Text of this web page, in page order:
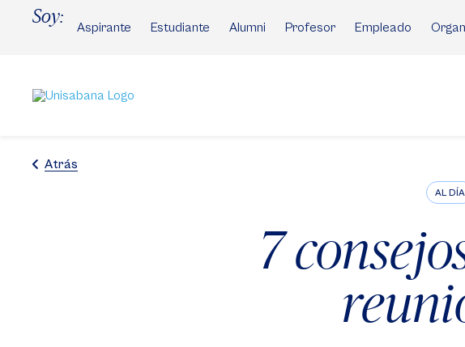
Soy:
Aspirante Estudiante Alumni Profesor Empleado
Atrás
AL DÍA
7